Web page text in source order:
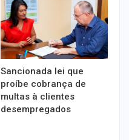
Sancionada lei que
proíbe cobrança de
multas à clientes
desempregados